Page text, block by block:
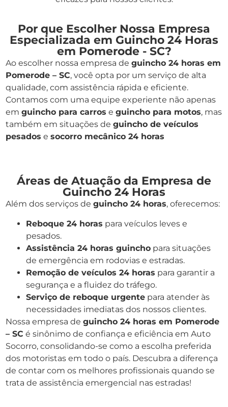
Por que Escolher Nossa Empresa
Especializada em Guincho 24 Horas
em Pomerode - SC?
Ao escolher nossa empresa de guincho 24 horas em
Pomerode – SC, você opta por um serviço de alta
qualidade, com assistência rápida e eficiente.
Contamos com uma equipe experiente não apenas
em guincho para carros e guincho para motos, mas
também em situações de guincho de veículos
pesados e socorro mecânico 24 horas
Áreas de Atuação da Empresa de
Guincho 24 Horas
Além dos serviços de guincho 24 horas, oferecemos:
Reboque 24 horas para veículos leves e
pesados.
Assistência 24 horas guincho para situações
de emergência em rodovias e estradas.
Remoção de veículos 24 horas para garantir a
segurança e a fluidez do tráfego.
Serviço de reboque urgente para atender às
necessidades imediatas dos nossos clientes.
Nossa empresa de guincho 24 horas em Pomerode
– SC é sinônimo de confiança e eficiência em Auto
Socorro, consolidando-se como a escolha preferida
dos motoristas em todo o país. Descubra a diferença
de contar com os melhores profissionais quando se
trata de assistência emergencial nas estradas!